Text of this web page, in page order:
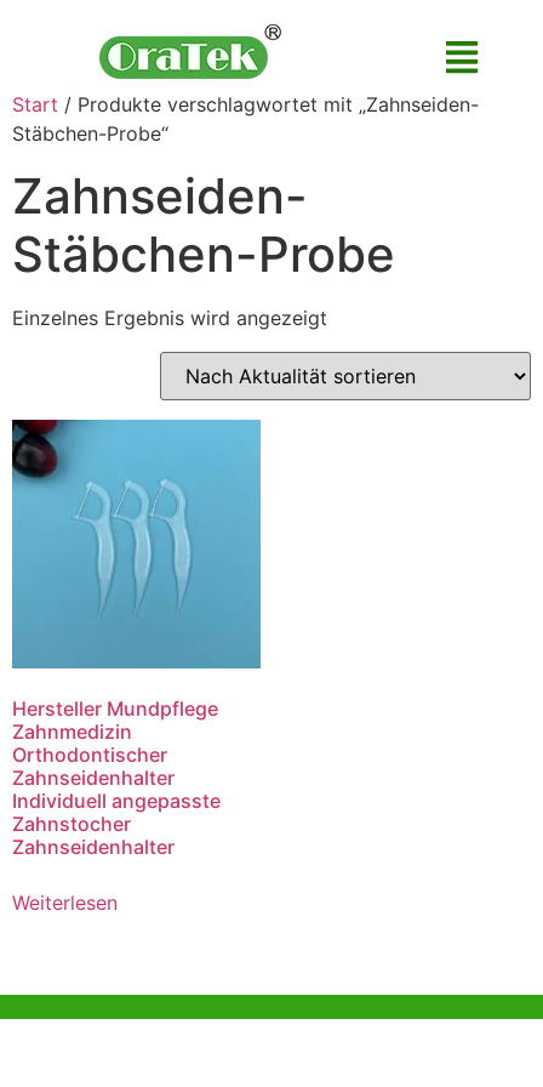
Start / Produkte verschlagwortet mit „Zahnseiden-
Stäbchen-Probe“
Zahnseiden-
Stäbchen-Probe
Einzelnes Ergebnis wird angezeigt
Hersteller Mundpflege
Zahnmedizin
Orthodontischer
Zahnseidenhalter
Individuell angepasste
Zahnstocher
Zahnseidenhalter
Weiterlesen